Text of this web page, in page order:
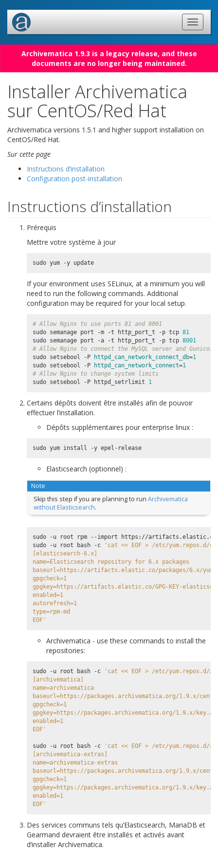
Archivematica 1.9.3 is a legacy release, and these
documents are no longer being maintained.
Installer Archivematica
sur CentOS/Red Hat
Archivematica versions 1.5.1 and higher support installation on
CentOS/Red Hat.
Sur cette page
Instructions d’installation
Configuration post-installation
Instructions d’installation
Prérequis
Mettre votre système à jour
If your environment uses SELinux, at a minimum you will
need to run the following commands. Additional
configuration may be required for your local setup.
# Allow Nginx to use ports 81 and 8001
sudo semanage port -m -t http_port_t -p tcp 81
sudo semanage port -a -t http_port_t -p tcp 8001
# Allow Nginx to connect the MySQL server and Gunicorn
sudo setsebool -P
httpd_can_network_connect_db=1
sudo setsebool -P
httpd_can_network_connect=1
# Allow Nginx to change system limits
sudo setsebool -P httpd_setrlimit 1
Certains dépôts doivent être installés afin de pouvoir
effectuer l’installation.
Dépôts supplémentaires pour enterprise linux :
Elasticsearch (optionnel) :
Note
Skip this step if you are planning to run Archivematica
without Elasticsearch.
sudo -u root rpm --import https://artifacts.elastic.co/
sudo -u root bash -c
'cat << EOF > /etc/yum.repos.d/
[elasticsearch-6.x]
name=Elasticsearch repository for 6.x packages
baseurl=https://artifacts.elastic.co/packages/6.x/yum
gpgcheck=1
gpgkey=https://artifacts.elastic.co/GPG-KEY-
enabled=1
autorefresh=1
type=rpm-md
EOF'
Archivematica - use these commands to install the
repositories:
sudo -u root bash -c
'cat << EOF > /etc/yum.repos.d/
[archivematica]
name=archivematica
baseurl=https://packages.archivematica.org/1.9.x/
gpgcheck=1
gpgkey=https://packages.archivematica.org/1.9.x/
enabled=1
EOF'
sudo -u root bash -c
'cat << EOF > /etc/yum.repos.d/
[archivematica-extras]
name=archivematica-extras
baseurl=https://packages.archivematica.org/1.9.x/
gpgcheck=1
gpgkey=https://packages.archivematica.org/1.9.x/
enabled=1
EOF'
Des services communs tels qu’Elasticsearch, MariaDB et
Gearmand devraient être installés et activés avant
d’installer Archivematica.